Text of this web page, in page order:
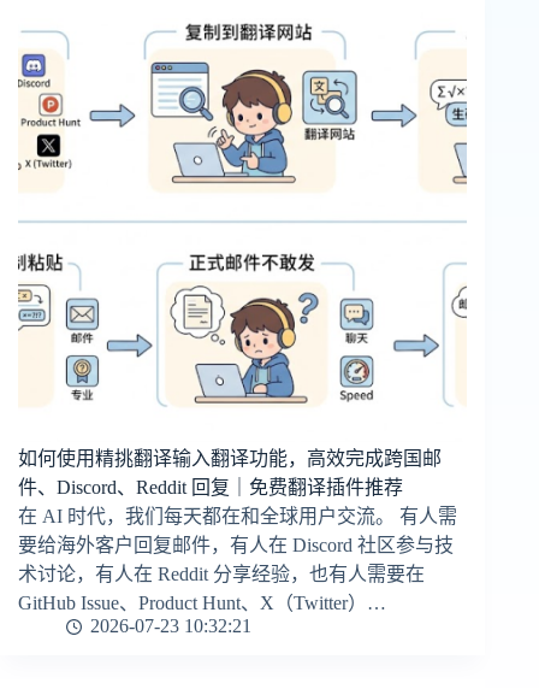
如何使用精挑翻译输入翻译功能，高效完成跨国邮
件、Discord、Reddit 回复｜免费翻译插件推荐
在 AI 时代，我们每天都在和全球用户交流。 有人需
要给海外客户回复邮件，有人在 Discord 社区参与技
术讨论，有人在 Reddit 分享经验，也有人需要在
GitHub Issue、Product Hunt、X（Twitter）…
2026-07-23 10:32:21